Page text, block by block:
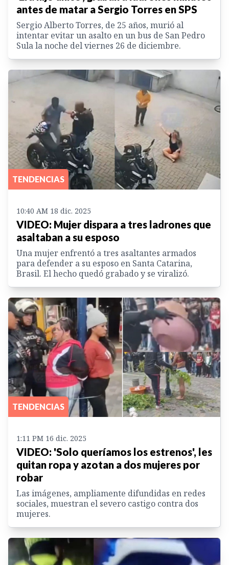
antes de matar a Sergio Torres en SPS
Sergio Alberto Torres, de 25 años, murió al
intentar evitar un asalto en un bus de San Pedro
Sula la noche del viernes 26 de diciembre.
TENDENCIAS
10:40 AM 18 dic. 2025
VIDEO: Mujer dispara a tres ladrones que
asaltaban a su esposo
Una mujer enfrentó a tres asaltantes armados
para defender a su esposo en Santa Catarina,
Brasil. El hecho quedó grabado y se viralizó.
TENDENCIAS
1:11 PM 16 dic. 2025
VIDEO: 'Solo queríamos los estrenos', les
quitan ropa y azotan a dos mujeres por
robar
Las imágenes, ampliamente difundidas en redes
sociales, muestran el severo castigo contra dos
mujeres.